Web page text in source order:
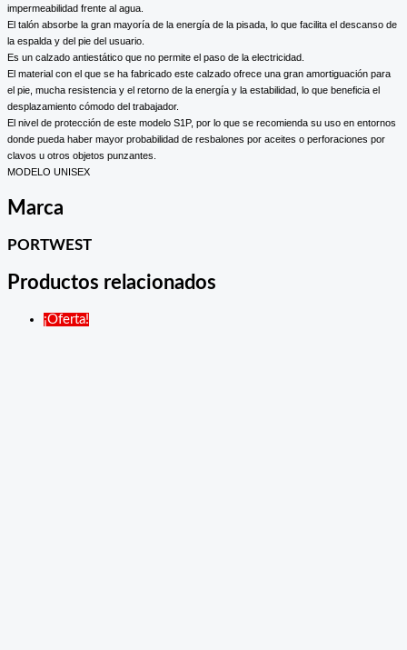
impermeabilidad frente al agua.
El talón absorbe la gran mayoría de la energía de la pisada, lo que facilita el descanso de
la espalda y del pie del usuario.
Es un calzado antiestático que no permite el paso de la electricidad.
El material con el que se ha fabricado este calzado ofrece una gran amortiguación para
el pie, mucha resistencia y el retorno de la energía y la estabilidad, lo que beneficia el
desplazamiento cómodo del trabajador.
El nivel de protección de este modelo S1P, por lo que se recomienda su uso en entornos
donde pueda haber mayor probabilidad de resbalones por aceites o perforaciones por
clavos u otros objetos punzantes.
MODELO UNISEX
Marca
PORTWEST
Productos relacionados
¡Oferta!